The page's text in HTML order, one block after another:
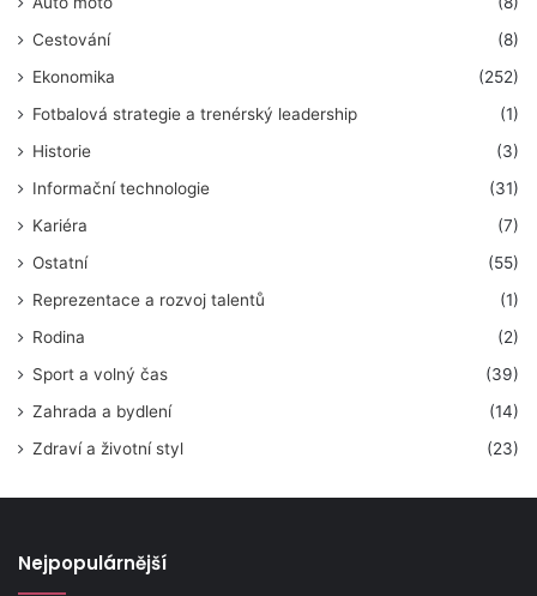
Cestování
(8)
Ekonomika
(252)
Fotbalová strategie a trenérský leadership
(1)
Historie
(3)
Informační technologie
(31)
Kariéra
(7)
Ostatní
(55)
Reprezentace a rozvoj talentů
(1)
Rodina
(2)
Sport a volný čas
(39)
Zahrada a bydlení
(14)
Zdraví a životní styl
(23)
Nejpopulárnější